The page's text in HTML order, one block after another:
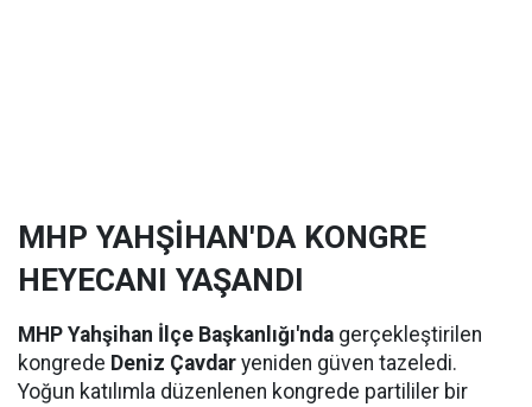
MHP YAHŞİHAN'DA KONGRE
HEYECANI YAŞANDI
MHP Yahşihan İlçe Başkanlığı'nda gerçekleştirilen
kongrede Deniz Çavdar yeniden güven tazeledi.
Yoğun katılımla düzenlenen kongrede partililer bir